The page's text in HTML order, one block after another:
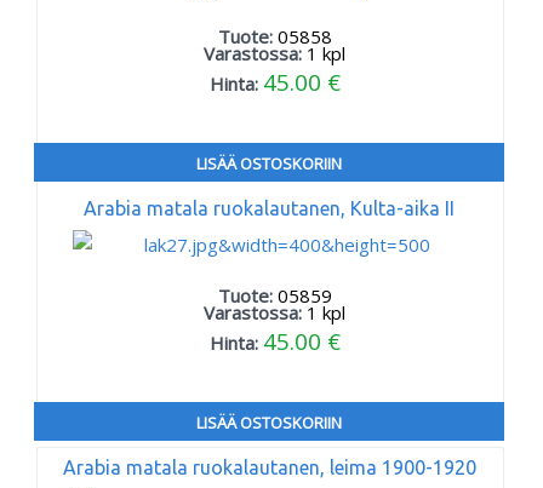
Tuote: 05858
Varastossa: 1 kpl
Hinta: 45.00 €
LISÄÄ OSTOSKORIIN
Arabia matala ruokalautanen, Kulta-aika II
Tuote: 05859
Varastossa: 1 kpl
Hinta: 45.00 €
LISÄÄ OSTOSKORIIN
Arabia matala ruokalautanen, leima 1900-1920